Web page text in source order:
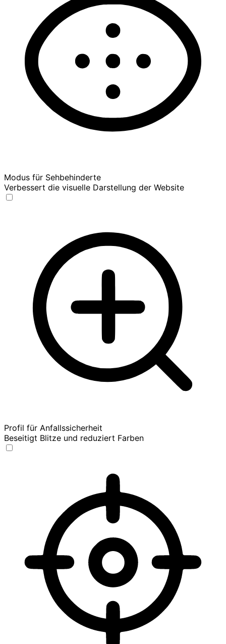
Modus für Sehbehinderte
Verbessert die visuelle Darstellung der Website
Profil für Anfallssicherheit
Beseitigt Blitze und reduziert Farben